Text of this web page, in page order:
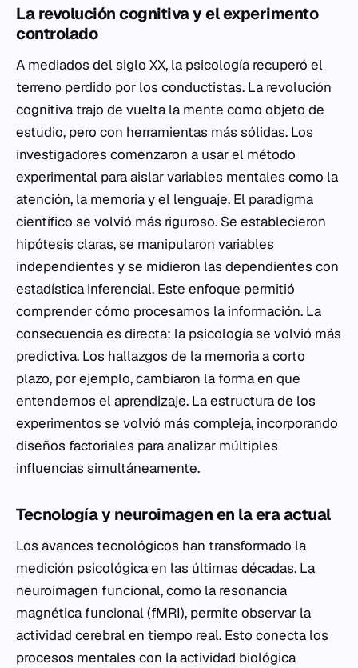
La revolución cognitiva y el experimento
controlado
A mediados del siglo XX, la psicología recuperó el
terreno perdido por los conductistas. La revolución
cognitiva trajo de vuelta la mente como objeto de
estudio, pero con herramientas más sólidas. Los
investigadores comenzaron a usar el método
experimental para aislar variables mentales como la
atención, la memoria y el lenguaje. El paradigma
científico se volvió más riguroso. Se establecieron
hipótesis claras, se manipularon variables
independientes y se midieron las dependientes con
estadística inferencial. Este enfoque permitió
comprender cómo procesamos la información. La
consecuencia es directa: la psicología se volvió más
predictiva. Los hallazgos de la memoria a corto
plazo, por ejemplo, cambiaron la forma en que
entendemos elaprendizaje. La estructura de los
experimentos se volvió más compleja, incorporando
diseños factoriales para analizar múltiples
influencias simultáneamente.
Tecnología y neuroimagen en la era actual
Los avances tecnológicos han transformado la
medición psicológica en las últimas décadas. La
neuroimagen funcional, como la resonancia
magnética funcional (fMRI), permite observar la
actividad cerebral en tiempo real. Esto conecta los
procesos mentales con la actividad biológica